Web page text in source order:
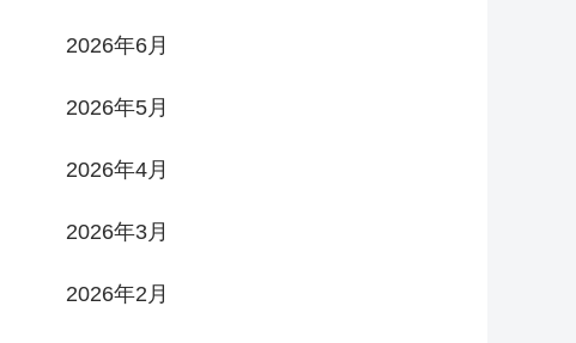
2026年6月
2026年5月
2026年4月
2026年3月
2026年2月